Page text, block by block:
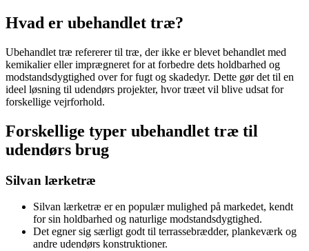
Hvad er ubehandlet træ?
Ubehandlet træ refererer til træ, der ikke er blevet behandlet med
kemikalier eller imprægneret for at forbedre dets holdbarhed og
modstandsdygtighed over for fugt og skadedyr. Dette gør det til en
ideel løsning til udendørs projekter, hvor træet vil blive udsat for
forskellige vejrforhold.
Forskellige typer ubehandlet træ til
udendørs brug
Silvan lærketræ
Silvan lærketræ er en populær mulighed på markedet, kendt
for sin holdbarhed og naturlige modstandsdygtighed.
Det egner sig særligt godt til terrassebrædder, plankeværk og
andre udendørs konstruktioner.